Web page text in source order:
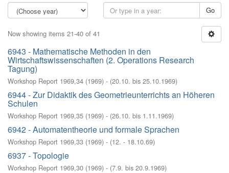
Go
Now showing items 21-40 of 41
6943 - Mathematische Methoden in den
Wirtschaftswissenschaften (2. Operations Research
Tagung)
Workshop Report 1969,34 (1969) - (20.10. bis 25.10.1969)
6944 - Zur Didaktik des Geometrieunterrichts an Höheren
Schulen
Workshop Report 1969,35 (1969) - (26.10. bis 1.11.1969)
6942 - Automatentheorie und formale Sprachen
Workshop Report 1969,33 (1969) - (12. - 18.10.69)
6937 - Topologie
Workshop Report 1969,30 (1969) - (7.9. bis 20.9.1969)